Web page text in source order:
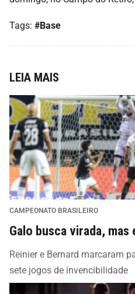
Tags: #Base
LEIA MAIS
CAMPEONATO BRASILEIRO
Galo busca virada, mas
Reinier e Bernard marcaram
sete jogos de invencibilidade